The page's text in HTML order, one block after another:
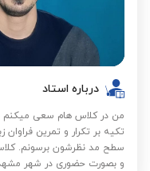
درباره استاد
من در کلاس هام سعی میکنم
تکیه بر تکرار و تمرین فراوان
سطح مد نظرشون برسونم.
و بصورت حضوری در شهر